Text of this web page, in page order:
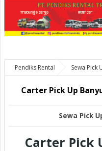
Pendiks Rental Sewa Pick
Up Banyuwangi Surabaya Malang
Carter Pick Up
Sewa Pick
Carter Pick